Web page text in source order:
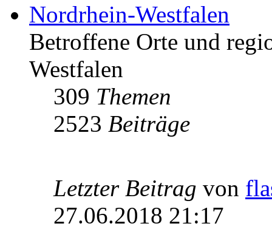
Nordrhein-Westfalen
Betroffene Orte und
Westfalen
309 Themen
2523 Beiträge
Letzter Beitrag von
27.06.2018 21:17